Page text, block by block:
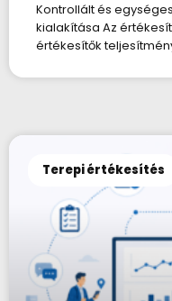
Kontrollált és
kialakítása Az
értékesítők
Terepi értékesítés